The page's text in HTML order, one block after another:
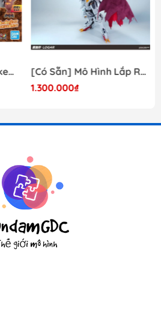
X-Mô hình Bandai Pokemon PLAMO COLLECTION Fossil Pokemon Series Tyrantrum
[Có Sẵn] Mô Hình Lắp Ráp 1/60 Barbatos Logar Wolf Remains Meavy Industries
1.300.000₫